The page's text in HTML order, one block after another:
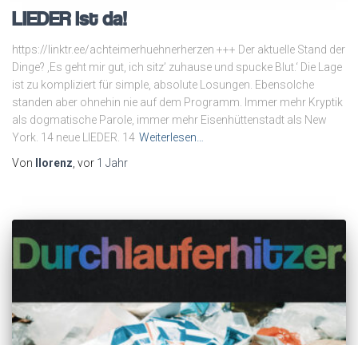
LIEDER ist da!
https://linktr.ee/achteimerhuehnerherzen +++ Der aktuelle Stand der
Dinge? ‚Es geht mir gut, ich sitz’ zuhause und spucke Blut.‘ Die Lage
ist zu kompliziert für simple, absolute Losungen. Ebensolche
standen aber ohnehin nie auf dem Programm. Immer mehr Kryptik
als dogmatische Parole, immer mehr Eisenhüttenstadt als New
York. 14 neue LIEDER. 14 Weiterlesen…
Von
llorenz, vor 1 Jahr